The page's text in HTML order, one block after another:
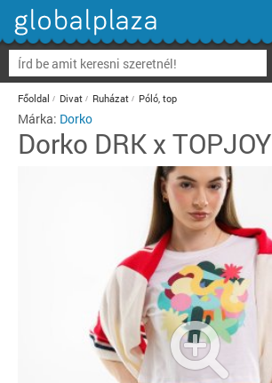
Főoldal Divat Ruházat Póló, top
Márka: Dorko
Dorko DRK x TOPJOY